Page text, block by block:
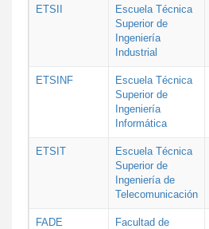
ETSII
Escuela Técnica
Superior de
Ingeniería
Industrial
ETSINF
Escuela Técnica
Superior de
Ingeniería
Informática
ETSIT
Escuela Técnica
Superior de
Ingeniería de
Telecomunicación
FADE
Facultad de